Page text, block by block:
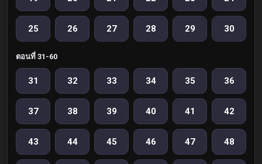
25 26 27 28 29 30
ตอนที่ 31-60
31 32 33 34 35 36
37 38 39 40 41 42
43 44 45 46 47 48